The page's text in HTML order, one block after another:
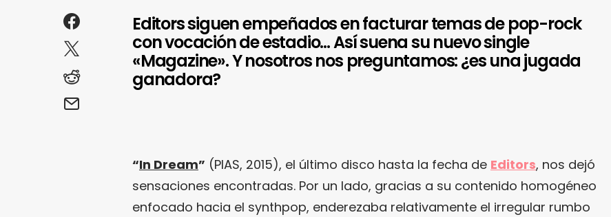
Editors siguen empeñados en facturar temas de pop-rock
con vocación de estadio… Así suena su nuevo single
«Magazine». Y nosotros nos preguntamos: ¿es una jugada
ganadora?
“In Dream” (PIAS, 2015), el último disco hasta la fecha de Editors, nos dejó
sensaciones encontradas. Por un lado, gracias a su contenido homogéneo
enfocado hacia el synthpop, enderezaba relativamente el irregular rumbo